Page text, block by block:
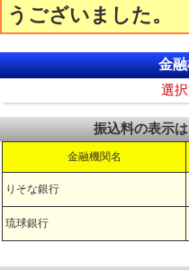
うございました。
金
選択
振込料の表示
金融機関名
りそな銀行
琉球銀行